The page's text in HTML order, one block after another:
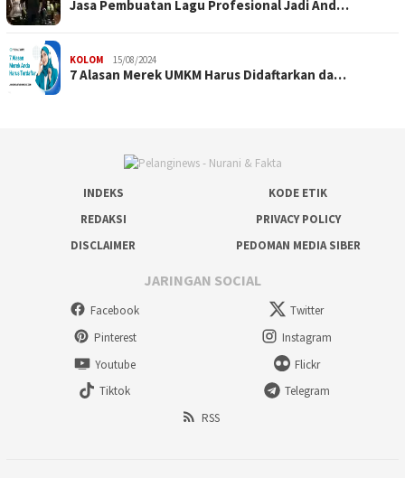
Jasa Pembuatan Lagu Profesional Jadi And…
KOLOM 15/08/2024
7 Alasan Merek UMKM Harus Didaftarkan da…
INDEKS
KODE ETIK
REDAKSI
PRIVACY POLICY
DISCLAIMER
PEDOMAN MEDIA SIBER
JARINGAN SOCIAL
Facebook
Twitter
Pinterest
Instagram
Youtube
Flickr
Tiktok
Telegram
RSS